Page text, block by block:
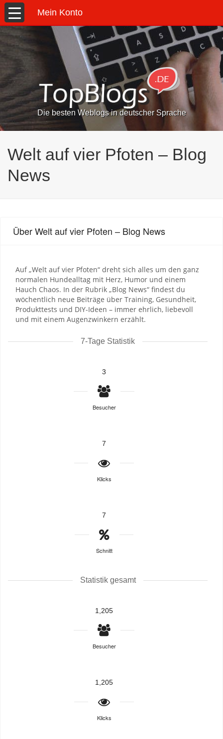
Mein Konto
Die besten Weblogs in deutscher Sprache
Welt auf vier Pfoten – Blog
News
Über Welt auf vier Pfoten – Blog News
Auf „Welt auf vier Pfoten“ dreht sich alles um den ganz
normalen Hundealltag mit Herz, Humor und einem
Hauch Chaos. In der Rubrik „Blog News“ findest du
wöchentlich neue Beiträge über Training, Gesundheit,
Produkttests und DIY-Ideen – immer ehrlich, liebevoll
und mit einem Augenzwinkern erzählt.
7-Tage Statistik
3
Besucher
7
Klicks
7
Schnitt
Statistik gesamt
1,205
Besucher
1,205
Klicks